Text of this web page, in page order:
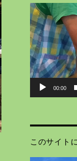
動
画
プ
レ
ー
ヤ
ー
00:00
このサイト